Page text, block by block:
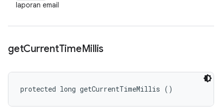
laporan email
getCurrentTimeMillis
protected long getCurrentTimeMillis ()